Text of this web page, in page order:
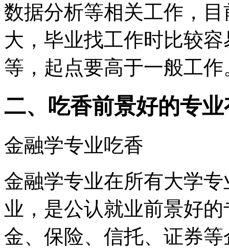
数据分析等相关工作，
大，毕业找工作时比较
等，起点要高于一般工作
二、吃香前景好的专
金融学专业吃香
金融学专业在所有大学
业，是公认就业前景好
金、保险、信托、证券